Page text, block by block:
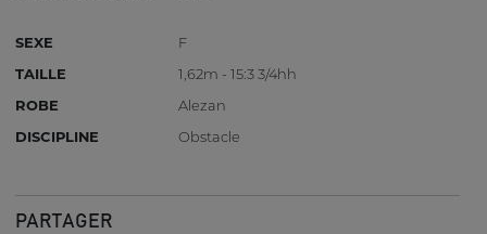
SEXE
F
TAILLE
1,62m - 15:3 3/4hh
ROBE
Alezan
DISCIPLINE
Obstacle
PARTAGER